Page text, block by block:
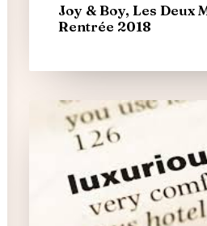
Joy & Boy, Les Deux
Rentrée 2018